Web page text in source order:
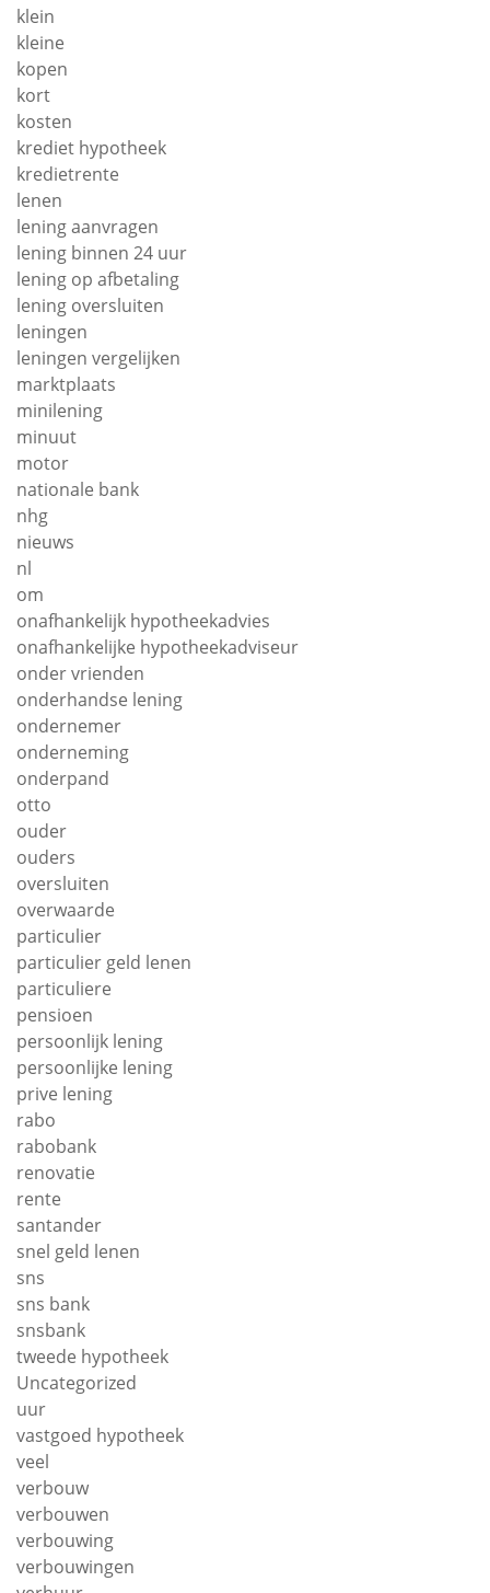
klein
kleine
kopen
kort
kosten
krediet hypotheek
kredietrente
lenen
lening aanvragen
lening binnen 24 uur
lening op afbetaling
lening oversluiten
leningen
leningen vergelijken
marktplaats
minilening
minuut
motor
nationale bank
nhg
nieuws
nl
om
onafhankelijk hypotheekadvies
onafhankelijke hypotheekadviseur
onder vrienden
onderhandse lening
ondernemer
onderneming
onderpand
otto
ouder
ouders
oversluiten
overwaarde
particulier
particulier geld lenen
particuliere
pensioen
persoonlijk lening
persoonlijke lening
prive lening
rabo
rabobank
renovatie
rente
santander
snel geld lenen
sns
sns bank
snsbank
tweede hypotheek
Uncategorized
uur
vastgoed hypotheek
veel
verbouw
verbouwen
verbouwing
verbouwingen